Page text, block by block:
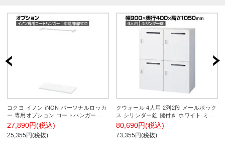
コクヨ イノン iNON パーソナルロッカ
ー 専用オプション コートハンガー 中
間用 ホワイト 幅900mm
27,890円(税込)
25,355円(税抜)
クウォール 4人用 2列2段 メールボック
ス シリンダー錠 鍵付き ホワイト ミニ
ロッカー 幅900×奥行400×高さ1050mm
メールロッカー パーソナルロッカー 個
人ロッカー RW4-N410P-S2 【国産】
80,690円(税込)
73,355円(税抜)